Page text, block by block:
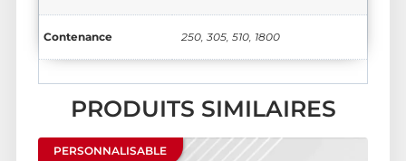
Contenance 250, 305, 510, 1800
PRODUITS SIMILAIRES
PERSONNALISABLE